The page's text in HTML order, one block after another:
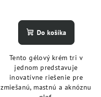
Do košíka
Tento gélový krém tri v
jednom predstavuje
inovatívne riešenie pre
zmiešanú, mastnú a aknóznu